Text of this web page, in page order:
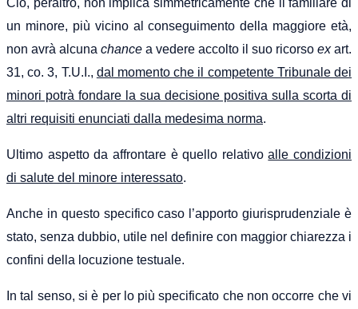
un minore, più vicino al conseguimento della maggiore età,
non avrà alcuna chance a vedere accolto il suo ricorso exart.
31, co. 3, T.U.I., dal momento che il competente Tribunale dei
minori potrà fondare la sua decisione positiva sulla scorta di
altri requisiti enunciati dalla medesima norma.
Ultimo aspetto da affrontare è quello relativoalle condizioni
di salute del minore interessato.
Anche in questo specifico caso l’apporto giurisprudenziale è
stato, senza dubbio, utile nel definire con maggior chiarezza i
confini della locuzione testuale.
In tal senso, si è per lo più specificato che non occorre che vi